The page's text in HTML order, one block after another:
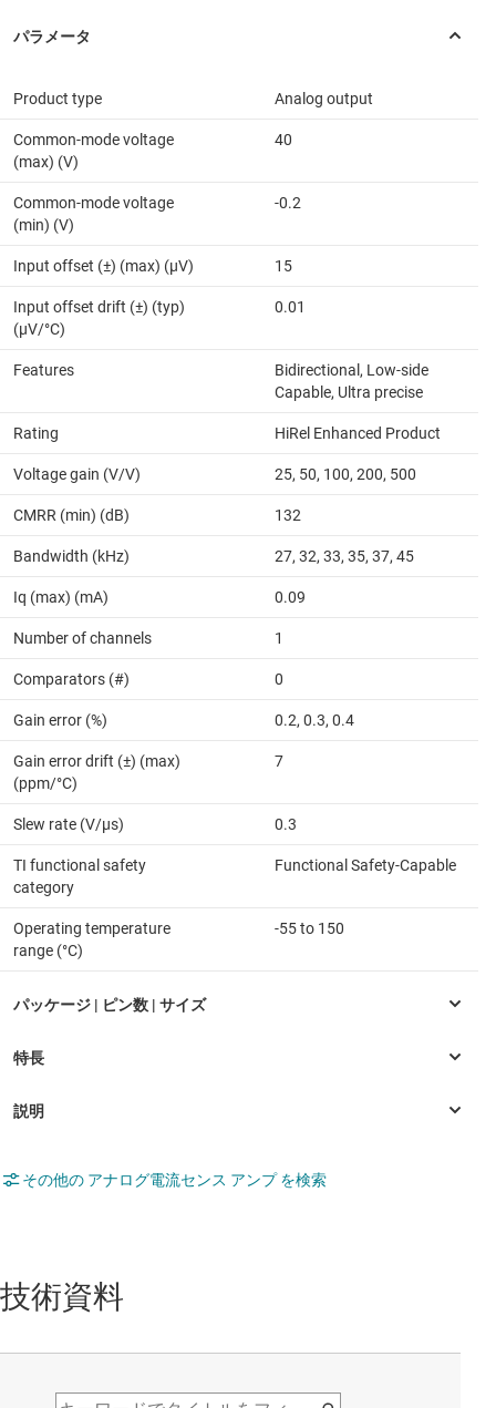
Product type Analog output
Common-mode voltage
(max) (V)
40
Common-mode voltage
(min) (V)
-0.2
Input offset (±) (max) (µV) 15
Input offset drift (±) (typ)
(µV/°C)
0.01
Features
Bidirectional, Low-side
Capable, Ultra precise
Rating HiRel Enhanced Product
Voltage gain (V/V) 25, 50, 100, 200, 500
CMRR (min) (dB) 132
Bandwidth (kHz) 27, 32, 33, 35, 37, 45
Iq (max) (mA) 0.09
Number of channels 1
Comparators (#) 0
Gain error (%) 0.2, 0.3, 0.4
Gain error drift (±) (max)
(ppm/°C)
7
Slew rate (V/µs) 0.3
TI functional safety
category
Functional Safety-Capable
Operating temperature
range (°C)
-55 to 150
その他の アナログ電流センス アンプ を検索
技術資料